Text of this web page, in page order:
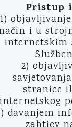
Pristup
1)
i u
internetskim
2)
stranice
davanjem